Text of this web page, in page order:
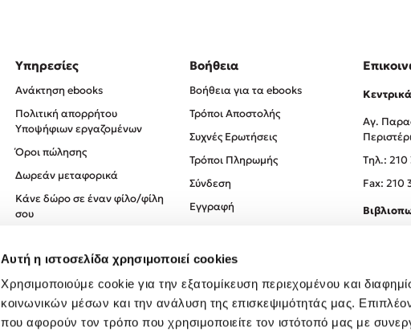
Αυτή η ιστοσελίδα χρησιμοποιεί cookies
Χρησιμοποιούμε cookie για την εξατομίκευση περιεχομένου και
κοινωνικών μέσων και την ανάλυση της επισκεψιμότητάς μας.
που αφορούν τον τρόπο που χρησιμοποιείτε τον ιστότοπό μας με
Υπηρεσίες
Ανάκτηση ebooks
Πολιτική απορρήτου
Υποψήφιων εργαζομένων
Όροι πώλησης
Δωρεάν μεταφορικά
Κάνε δώρο σε έναν φίλο/φίλη
σου
Πολιτική Απορρήτου
Όροι χρήσης
Βοήθεια
Βοήθεια για τα ebooks
Τρόποι Αποστολής
Συχνές Ερωτήσεις
Τρόποι Πληρωμής
Σύνδεση
Εγγραφή
Αγ.
Tηλ.:
Fax: 210